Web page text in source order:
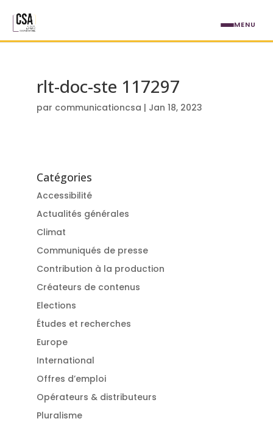
rlt-doc-ste 117297
par communicationcsa | Jan 18, 2023
Catégories
Accessibilité
Actualités générales
Climat
Communiqués de presse
Contribution à la production
Créateurs de contenus
Elections
Études et recherches
Europe
International
Offres d’emploi
Opérateurs & distributeurs
Pluralisme
MENU